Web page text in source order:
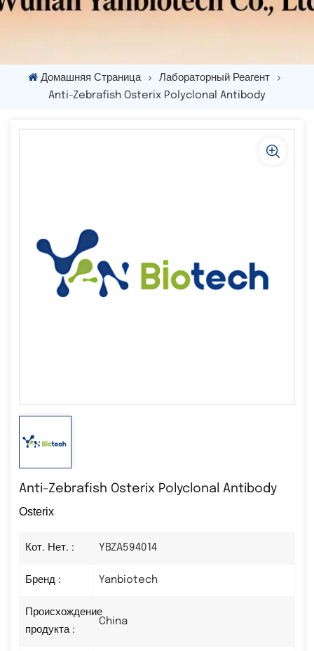
Домашняя Страница
Лабораторный Реагент
Anti-Zebrafish Osterix Polyclonal Antibody
Anti-Zebrafish Osterix Polyclonal Antibody
Osterix
Кот. Нет. : YBZA594014
Бренд : Yanbiotech
Происхождение
продукта :
China